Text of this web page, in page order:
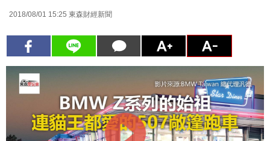
2018/08/01 15:25 東森財經新聞